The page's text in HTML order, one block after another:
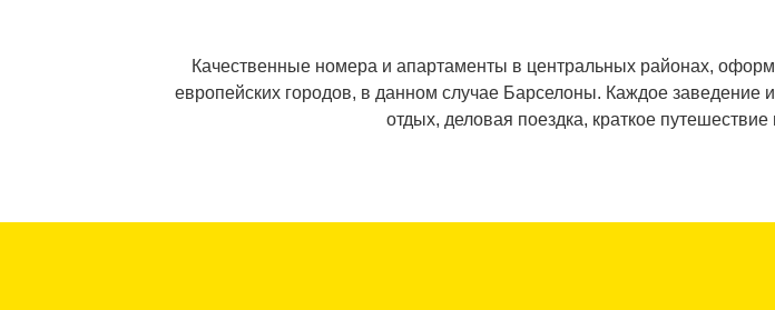
Качественные номера и апартаменты в центральных районах,
европейских городов, в данном случае Барселоны. Каждое заведение
отдых, деловая поездка, краткое